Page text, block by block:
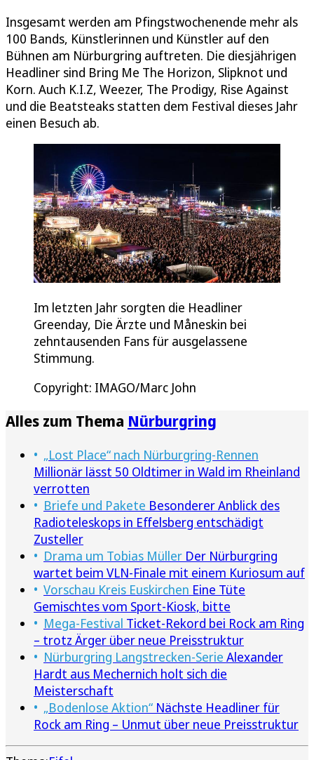
Insgesamt werden am Pfingstwochenende mehr als
100 Bands, Künstlerinnen und Künstler auf den
Bühnen am Nürburgring auftreten. Die diesjährigen
Headliner sind Bring Me The Horizon, Slipknot und
Korn. Auch K.I.Z, Weezer, The Prodigy, Rise Against
und die Beatsteaks statten dem Festival dieses Jahr
einen Besuch ab.
Im letzten Jahr sorgten die Headliner
Greenday, Die Ärzte und Måneskin bei
zehntausenden Fans für ausgelassene
Stimmung.
Copyright: IMAGO/Marc John
Alles zum Thema Nürburgring
„Lost Place“ nach Nürburgring-Rennen
Millionär lässt 50 Oldtimer in Wald im Rheinland
verrotten
Briefe und Pakete Besonderer Anblick des
Radioteleskops in Effelsberg entschädigt
Zusteller
Drama um Tobias Müller Der Nürburgring
wartet beim VLN-Finale mit einem Kuriosum auf
Vorschau Kreis Euskirchen Eine Tüte
Gemischtes vom Sport-Kiosk, bitte
Mega-Festival Ticket-Rekord bei Rock am Ring
– trotz Ärger über neue Preisstruktur
Nürburgring Langstrecken-Serie Alexander
Hardt aus Mechernich holt sich die
Meisterschaft
„Bodenlose Aktion“ Nächste Headliner für
Rock am Ring – Unmut über neue Preisstruktur